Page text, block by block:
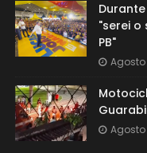
"serei
PB"
Agosto
Agosto